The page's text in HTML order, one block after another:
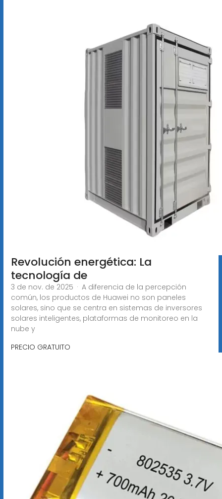
Revolución energética: La
tecnología de
3 de nov. de 2025 · A diferencia de la percepción
común, los productos de Huawei no son paneles
solares, sino que se centra en sistemas de inversores
solares inteligentes, plataformas de monitoreo en la
nube y
PRECIO GRATUITO